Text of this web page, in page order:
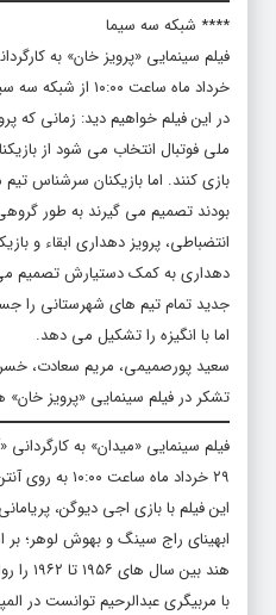
**** شبکه سه سیما
خرداد ماه ساعت ۱۰:۰۰ از شبکه سه سیما پخش می‌شود.
در این فیلم خواهیم دید: زمانی که
ملی فوتبال انتخاب می شود از
بازی کنند. اما بازیکنان سرشناس
بودند تصمیم می گیرند به طور
انتضباطی، پرویز دهداری ابقاء و
دهداری به کمک دستیارش تصمیم می
جدید تمام تیم های شهرستانی را
اما با انگیزه را تشکیل می دهد.
سعید پورصمیمی، مریم سعادت،
تشکر در فیلم سینمایی «پرویز خان»
فیلم سینمایی «میدان» به کارگردانی
۲۹ خرداد ماه ساعت ۱۰:۰۰ به روی آنتن شبکه سه سیما می‌رود.
این فیلم با بازی اجی دیوگن،
ابهینای راج سینگ و بهوش لوهر؛
هند